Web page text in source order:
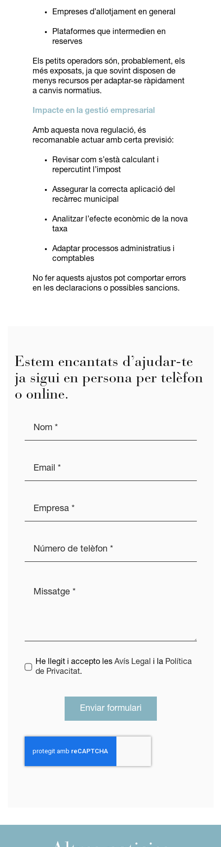
Empreses d’allotjament en general
Plataformes que intermedien en
reserves
Els petits operadors són, probablement, els
més exposats, ja que sovint disposen de
menys recursos per adaptar-se ràpidament
a canvis normatius.
Impacte en la gestió empresarial
Amb aquesta nova regulació, és
recomanable actuar amb certa previsió:
Revisar com s’està calculant i
repercutint l’impost
Assegurar la correcta aplicació del
recàrrec municipal
Analitzar l’efecte econòmic de la nova
taxa
Adaptar processos administratius i
comptables
No fer aquests ajustos pot comportar errors
en les declaracions o possibles sancions.
Estem encantats d’ajudar-te
ja sigui en persona per telèfon
o online.
He llegit i accepto les Avís Legal i la Política
de Privacitat.
Enviar formulari